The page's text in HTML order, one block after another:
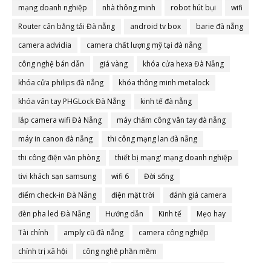
mạng doanh nghiệp
nhà thông minh robot hút bụi
wifi
Router cân bằng tải Đà nẵng
android tv box
barie đà nẵng
camera advidia
camera chất lượng mỹ tại đà nẵng
công nghệ bán dẫn
giá vàng
khóa cửa hexa Đà Nẵng
khóa cửa philips đà nẵng
khóa thông minh metalock
khóa vân tay PHGLock Đà Nẵng
kinh tế đà nẵng
lắp camera wifi Đà Nẵng
máy chấm công vân tay đà nẵng
máy in canon đà nẵng
thi công mạng lan đà nẵng
thi công điện văn phòng
thiết bị mạng' mạng doanh nghiệp
tivi khách sạn samsung
wifi 6
Đời sống
điểm check-in Đà Nẵng
điện mặt trời
đánh giá camera
đèn pha led Đà Nẵng
Hướng dẫn Kinh tế
Mẹo hay
Tài chính
amply cũ đà nẵng
camera công nghiệp
chính trị xã hội
công nghệ phần mềm